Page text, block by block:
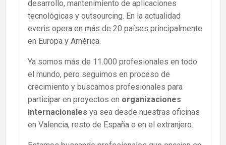
desarrollo, mantenimiento de aplicaciones
tecnológicas y outsourcing. En la actualidad
everis opera en más de 20 países principalmente
en Europa y América.
Ya somos más de 11.000 profesionales en todo
el mundo, pero seguimos en proceso de
crecimiento y buscamos profesionales para
participar en proyectos en organizaciones
internacionales ya sea desde nuestras oficinas
en Valencia, resto de España o en el extranjero.